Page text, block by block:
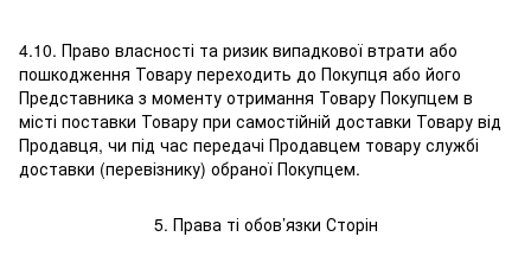
4.10. Право власності та ризик випадкової втрати або
пошкодження Товару переходить до Покупця або його
Представника з моменту отримання Товару Покупцем в
місті поставки Товару при самостійній доставки Товару від
Продавця, чи під час передачі Продавцем товару службі
доставки (перевізнику) обраної Покупцем.
5. Права ті обов’язки Сторін